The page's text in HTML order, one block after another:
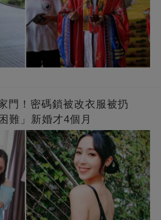
門！密碼鎖被改衣服被扔
難」新婚才4個月